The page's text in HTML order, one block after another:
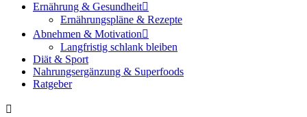
Ernährung & Gesundheit
Ernährungspläne & Rezepte
Abnehmen & Motivation
Langfristig schlank bleiben
Diät & Sport
Nahrungsergänzung & Superfoods
Ratgeber